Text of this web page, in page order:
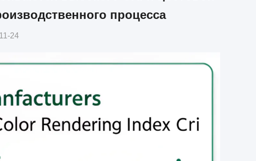
процесса
24